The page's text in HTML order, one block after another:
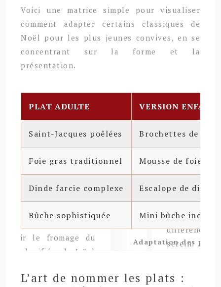
Voici une matrice simple pour visualiser
comment adapter certains classiques de
Noël pour les plus jeunes convives, en se
concentrant sur la forme et la
présentation.
Adaptation des
PLAT ADULTE VERSION ENFANT
Saint-Jacques poêlées Brochettes de
Foie gras traditionnel Mousse de foie
Dinde farcie complexe Escalope de dinde
Bûche sophistiquée Mini bûche
L’art de nommer les plats :